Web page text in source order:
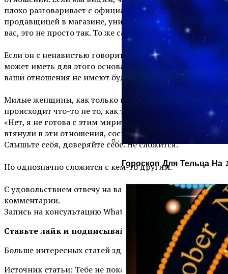
Гороскоп Для Тельца На
плохо разговаривает с официанткой ресторане, с
продавщицей в магазине, унижает, хамит, то, уверяю
вас, это не просто так. То же самое будет и с вами.
Если он с ненавистью говорит о своей маме, хотя он
может иметь для этого основания, то скорее всего,
ваши отношения не имеют будущего.
Милые женщины, как только вы чувствуете, что
происходит что-то не то, как только вы понимаете:
«Нет, я не готова с этим мириться», пока вас чувства не
втянули в эти отношения, соскакивайте! И бегите!
Слышьте себя, доверяйте себе. Не сложится.
Но однозначно сложится с кем-то другим.
С удовольствием отвечу на ваши вопросы, пишите в
комментарии.
Запись на консультацию WhatsApp + 7(925)545 63 53
Ставьте лайк и подписывайтесь
на мой канал
Больше интересных статей здесь: Отношения.
Источник статьи: Тебе не показалось. Не сложится.